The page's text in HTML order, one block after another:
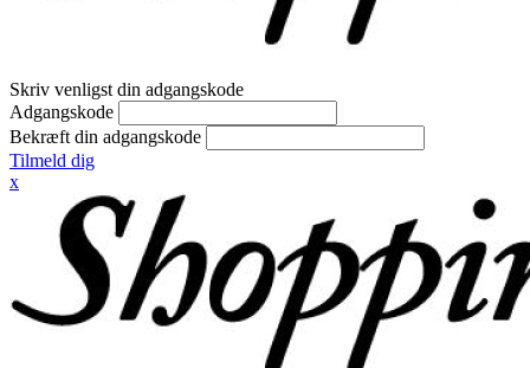
Skriv venligst din adgangskode
Adgangskode
Bekræft din adgangskode
Tilmeld dig
x